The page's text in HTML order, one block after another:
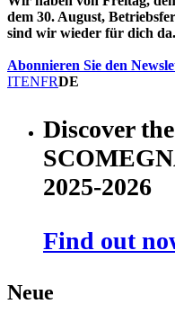
dem 30. August,
sind wir wieder für dich da.
Abonnieren Sie den
ITENFRDE
Discover
2025-2026
Find out
Neue